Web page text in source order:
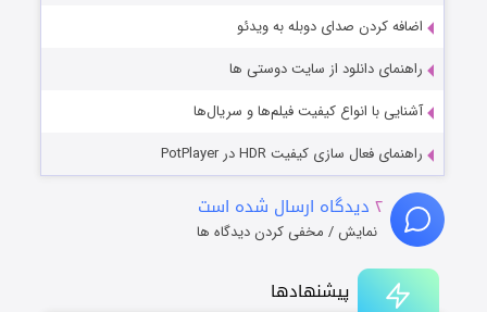
پیشنهادها
اضافه کردن صدای دوبله به ویدئو
راهنمای دانلود از سایت دوستی ها
آشنایی با انواع کیفیت فیلم‌ها و سریال‌ها
راهنمای فعال سازی کیفیت HDR در PotPlayer
۲ دیدگاه ارسال شده است
نمایش / مخفی کردن دیدگاه ها